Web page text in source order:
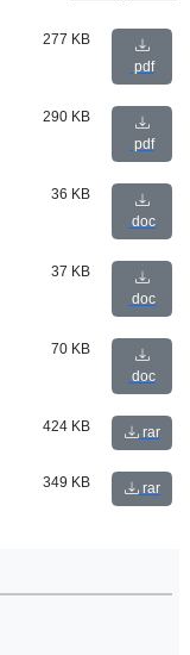
277 KB
pdf
290 KB
pdf
36 KB
doc
37 KB
doc
70 KB
doc
424 KB rar
349 KB rar